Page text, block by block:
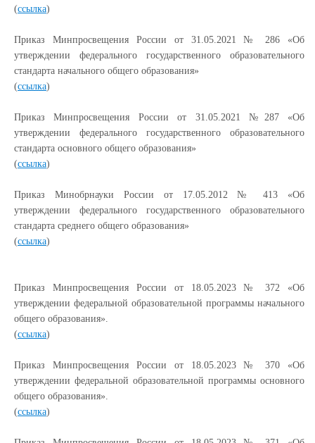
(ссылка)
Приказ Минпросвещения России от 31.05.2021 № 286 «Об
утверждении федерального государственного образовательного
стандарта начального общего образования»
(ссылка)
Приказ Минпросвещения России от 31.05.2021 №287 «Об
утверждении федерального государственного образовательного
стандарта основного общего образования»
(ссылка)
Приказ Минобрнауки России от 17.05.2012 № 413 «Об
утверждении федерального государственного образовательного
стандарта среднего общего образования»
(ссылка)
Приказ Минпросвещения России от 18.05.2023 № 372 «Об
утверждении федеральной образовательной программы начального
общего образования».
(ссылка)
Приказ Минпросвещения России от 18.05.2023 № 370 «Об
утверждении федеральной образовательной программы основного
общего образования».
(ссылка)